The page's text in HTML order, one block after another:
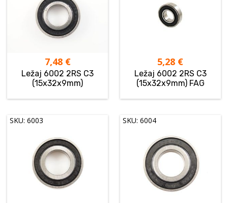
7,48 €
Ležaj 6002 2RS C3
(15x32x9mm)
5,28 €
Ležaj 6002 2RS C3
(15x32x9mm) FAG
SKU: 6003 SKU: 6004